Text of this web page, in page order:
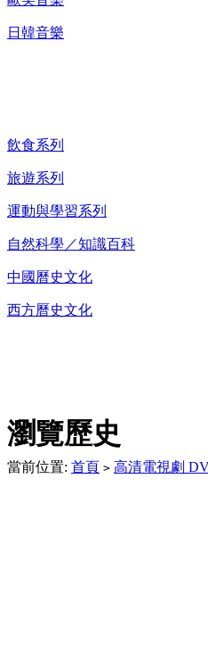
日韓音樂
飲食系列
旅遊系列
運動與學習系列
自然科學／知識百科
中國曆史文化
西方曆史文化
瀏覽歷史
當前位置: 首頁 > 高清電視劇